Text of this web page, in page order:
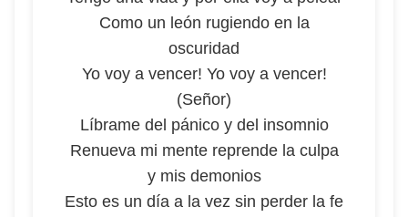
Como un león rugiendo en la
oscuridad
Yo voy a vencer! Yo voy a vencer!
(Señor)
Líbrame del pánico y del insomnio
Renueva mi mente reprende la culpa
y mis demonios
Esto es un día a la vez sin perder la fe